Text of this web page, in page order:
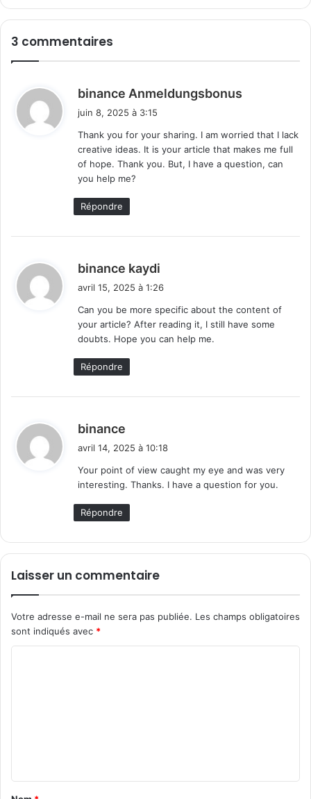
3 commentaires
binance Anmeldungsbonus
:
juin 8, 2025 à 3:15
Thank you for your sharing. I am worried that I lack
creative ideas. It is your article that makes me full
of hope. Thank you. But, I have a question, can
you help me?
Répondre
binance kaydi
i
:
avril 15, 2025 à 1:26
Can you be more specific about the content of
your article? After reading it, I still have some
doubts. Hope you can help me.
Répondre
binance
i
:
avril 14, 2025 à 10:18
Your point of view caught my eye and was very
interesting. Thanks. I have a question for you.
Répondre
Laisser un commentaire
Votre adresse e-mail ne sera pas publiée. Les champs obligatoires
sont indiqués avec *
t